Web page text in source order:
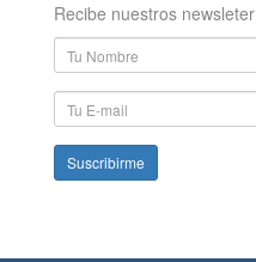
Recibe nuestros newsleter
Nombre
y
Apellido
E-
mail